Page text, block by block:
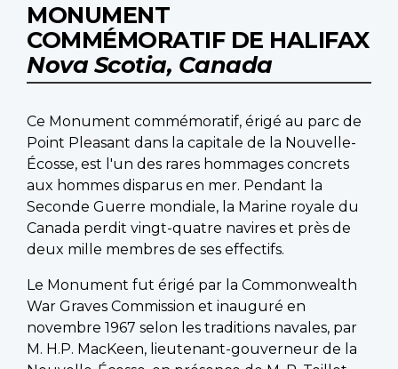
MONUMENT
COMMÉMORATIF DE HALIFAX
Nova Scotia, Canada
Ce Monument commémoratif, érigé au parc de
Point Pleasant dans la capitale de la Nouvelle-
Écosse, est l'un des rares hommages concrets
aux hommes disparus en mer. Pendant la
Seconde Guerre mondiale, la Marine royale du
Canada perdit vingt-quatre navires et près de
deux mille membres de ses effectifs.
Le Monument fut érigé par la Commonwealth
War Graves Commission et inauguré en
novembre 1967 selon les traditions navales, par
M. H.P. MacKeen, lieutenant-gouverneur de la